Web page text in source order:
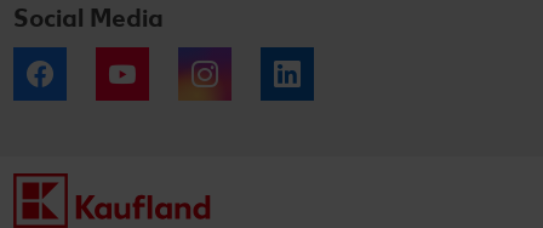
Social Media
Facebook YouTube Instagram